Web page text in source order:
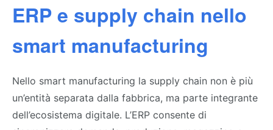
ERP e supply chain nello
smart manufacturing
Nello smart manufacturing la supply chain non è più
un’entità separata dalla fabbrica, ma parte integrante
dell’ecosistema digitale. L’ERP consente di